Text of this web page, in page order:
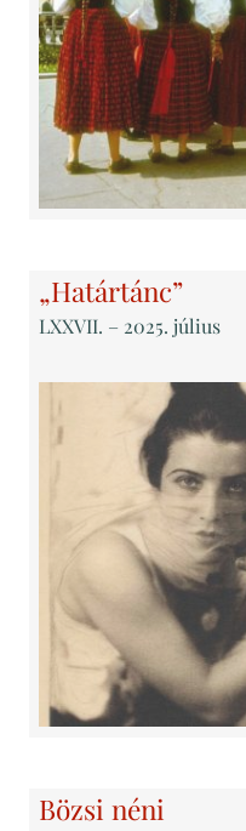
„Határtánc”
LXXVII. – 2025. július
Bözsi néni